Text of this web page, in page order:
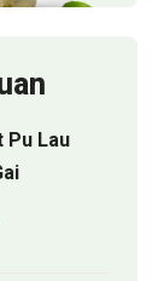
Pu Lau